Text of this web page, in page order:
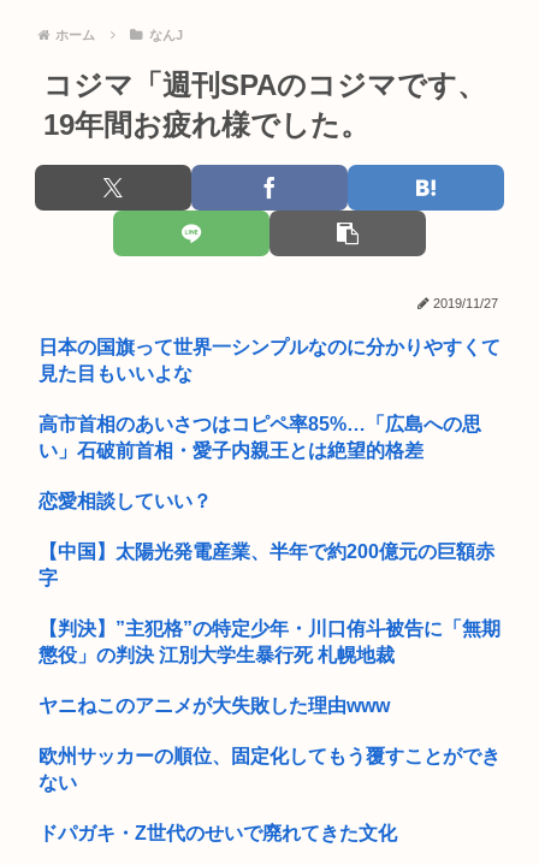
るぞ
ジャップはいい加減、戦争加害について認めるべき
小泉進次郎「北朝鮮に厳重に抗議し、強く非難した」
日本さん食料自給率が過去最低に 25年度37% 主要先進で圧倒
最古の頭足類は米粒より小さく、5億2000万年前に生きていた
【画像】このハゲにやられたJKがたくさんいるという事実
元区議団長 「共産党は義援金を被災地に持ってはいく。が、持
って行...
八田與一容疑者、詰む 情報提供が累計1万3600件超え 目撃情
【画像】イケおじ(56)、中学生にナイフ突きつけて脅してレ●
プw...
『ライザのアトリエ3』ウェディングドレス姿のライザがフィ
ギュア化...
と話題に
【画像】ファイアーエムブレム新作、エッチキャラが実装され
て始まる...
公共の場所でこっそり金玉をかくシミュレーションゲーム
日本人の9割は高市早苗の顔や変な喋りを見ても平気だから支
ホーム なんJ
コジマ「週刊SPAのコジマです、
19年間お疲れ様でした。
2019/11/27
日本の国旗って世界一シンプルなのに分かりやすくて
見た目もいいよな
高市首相のあいさつはコピペ率85%…「広島への思
い」石破前首相・愛子内親王とは絶望的格差
恋愛相談していい？
【中国】太陽光発電産業、半年で約200億元の巨額赤
字
【判決】”主犯格”の特定少年・川口侑斗被告に「無期
懲役」の判決 江別大学生暴行死 札幌地裁
ヤニねこのアニメが大失敗した理由www
欧州サッカーの順位、固定化してもう覆すことができ
ない
ドパガキ・Z世代のせいで廃れてきた文化